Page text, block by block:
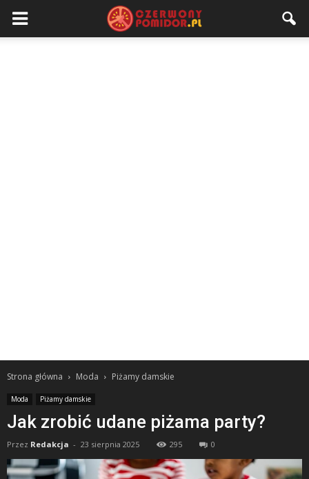
Strona główna Moda Piżamy damskie
Moda Piżamy damskie
Jak zrobić udane piżama party?
Przez Redakcja - 23 sierpnia 2025 295 0